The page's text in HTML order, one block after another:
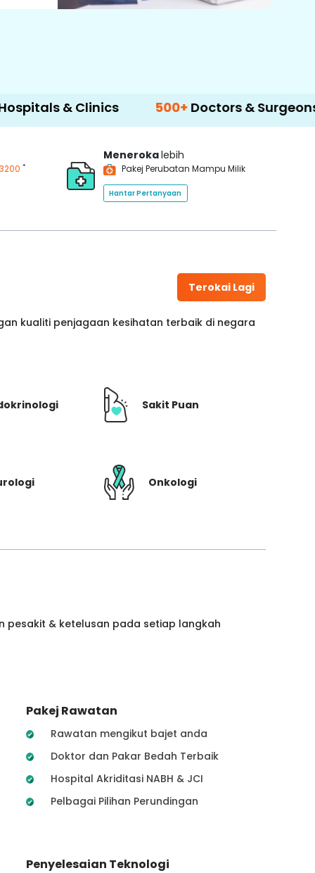
Clinics 500+ Doctors & Surgeons 14+
*
Menerokalebih
Pakej Perubatan Mampu Milik
Hantar Pertanyaan
Terokai Lagi
kualiti penjagaan kesihatan terbaik di negara
Sakit Puan
Onkologi
pesakit & ketelusan pada setiap langkah
Pakej Rawatan
Rawatan mengikut bajet anda
Doktor dan Pakar Bedah Terbaik
Hospital Akriditasi NABH & JCI
Pelbagai Pilihan Perundingan
Penyelesaian Teknologi